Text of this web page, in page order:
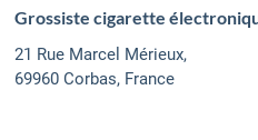
Grossiste cigarette
21 Rue Marcel Mérieux,
69960 Corbas, France